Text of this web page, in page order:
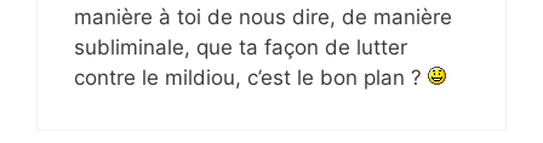
manière à toi de nous dire, de manière
subliminale, que ta façon de lutter
contre le mildiou, c’est le bon plan ?